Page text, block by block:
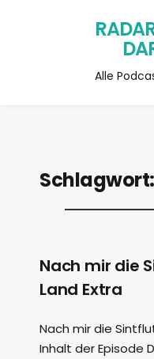
Alle
Schlagwort:
Nach mir die
Land Extra
Nach mir die
Inhalt der Episode